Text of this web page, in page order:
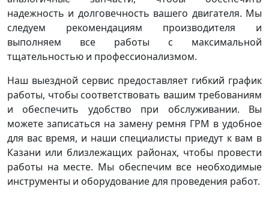
надежность и долговечность вашего двигателя. Мы
следуем рекомендациям производителя и
выполняем все работы с максимальной
тщательностью и профессионализмом.
Наш выездной сервис предоставляет гибкий график
работы, чтобы соответствовать вашим требованиям
и обеспечить удобство при обслуживании. Вы
можете записаться на замену ремня ГРМ в удобное
для вас время, и наши специалисты приедут к вам в
Казани или близлежащих районах, чтобы провести
работы на месте. Мы обеспечим все необходимые
инструменты и оборудование для проведения работ.